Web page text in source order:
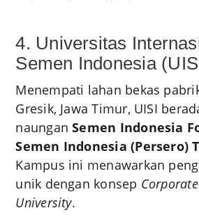
4. Universitas
Semen Indonesia
Menempati lahan bekas
Gresik, Jawa Timur, UISI
naunganSemen Indonesia
Semen Indonesia (Persero)
Kampus ini menawarkan
unik dengan konsep
University.